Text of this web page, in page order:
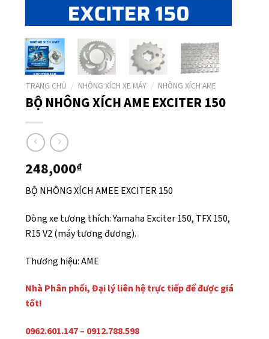
TRANG CHỦ / NHÔNG XÍCH XE MÁY / NHÔNG XÍCH AME
BỘ NHÔNG XÍCH AME EXCITER 150
248,000₫
BỘ NHÔNG XÍCH AMEE EXCITER 150
Dòng xe tương thích: Yamaha Exciter 150, TFX 150,
R15 V2 (máy tương đương).
Thương hiệu: AME
Nhà Phân phối, Đại lý liên hệ trực tiếp để được giá
tốt!
0962.601.147 – 0912.788.598